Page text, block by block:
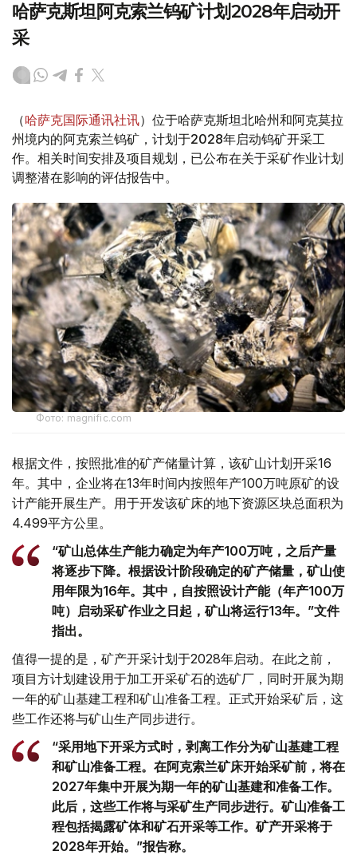
哈萨克斯坦阿克索兰钨矿计划2028年启动开
采
（哈萨克国际通讯社讯）位于哈萨克斯坦北哈州和阿克莫拉
州境内的阿克索兰钨矿，计划于2028年启动钨矿开采工
作。相关时间安排及项目规划，已公布在关于采矿作业计划
调整潜在影响的评估报告中。
Фото: magnific.com
根据文件，按照批准的矿产储量计算，该矿山计划开采16
年。其中，企业将在13年时间内按照年产100万吨原矿的设
计产能开展生产。用于开发该矿床的地下资源区块总面积为
4.499平方公里。
“矿山总体生产能力确定为年产100万吨，之后产量
将逐步下降。根据设计阶段确定的矿产储量，矿山使
用年限为16年。其中，自按照设计产能（年产100万
吨）启动采矿作业之日起，矿山将运行13年。”文件
指出。
值得一提的是，矿产开采计划于2028年启动。在此之前，
项目方计划建设用于加工开采矿石的选矿厂，同时开展为期
一年的矿山基建工程和矿山准备工程。正式开始采矿后，这
些工作还将与矿山生产同步进行。
“采用地下开采方式时，剥离工作分为矿山基建工程
和矿山准备工程。在阿克索兰矿床开始采矿前，将在
2027年集中开展为期一年的矿山基建和准备工作。
此后，这些工作将与采矿生产同步进行。矿山准备工
程包括揭露矿体和矿石开采等工作。矿产开采将于
2028年开始。”报告称。